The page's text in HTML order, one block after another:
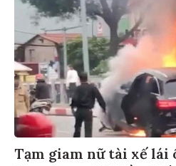
Tạm giam nữ tài xế lái